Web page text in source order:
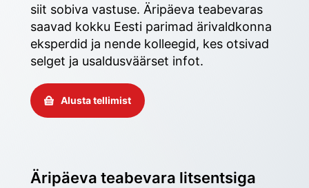
siit sobiva vastuse. Äripäeva teabevaras
saavad kokku Eesti parimad ärivaldkonna
eksperdid ja nende kolleegid, kes otsivad
selget ja usaldusväärset infot.
Alusta tellimist
Äripäeva teabevara litsentsiga